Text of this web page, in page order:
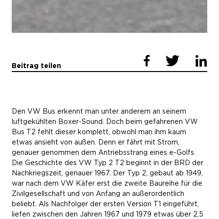
Beitrag teilen
Den VW Bus erkennt man unter anderem an seinem
luftgekühlten Boxer-Sound. Doch beim gefahrenen VW
Bus T2 fehlt dieser komplett, obwohl man ihm kaum
etwas ansieht von außen. Denn er fährt mit Strom,
genauer genommen dem Antriebsstrang eines e-Golfs.
Die Geschichte des VW Typ 2 T2 beginnt in der BRD der
Nachkriegszeit, genauer 1967. Der Typ 2, gebaut ab 1949,
war nach dem VW Käfer erst die zweite Baureihe für die
Zivilgesellschaft und von Anfang an außerordentlich
beliebt. Als Nachfolger der ersten Version T1 eingeführt,
liefen zwischen den Jahren 1967 und 1979 etwas über 2,5